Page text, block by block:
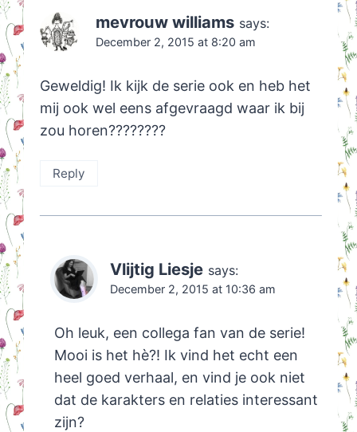
mevrouw williams says:
December 2, 2015 at 8:20 am
Geweldig! Ik kijk de serie ook en heb het
mij ook wel eens afgevraagd waar ik bij
zou horen????????
Reply
Vlijtig Liesje says:
December 2, 2015 at 10:36 am
Oh leuk, een collega fan van de serie!
Mooi is het hè?! Ik vind het echt een
heel goed verhaal, en vind je ook niet
dat de karakters en relaties interessant
zijn?